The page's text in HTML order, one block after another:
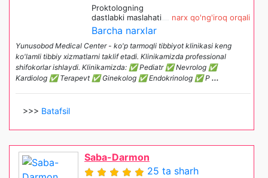
Proktologning
dastlabki maslahati
narx qo'ng'iroq orqali
Barcha narxlar
Yunusobod Medical Center - ko'p tarmoqli tibbiyot klinikasi keng
ko'lamli tibbiy xizmatlarni taklif etadi. Klinikamizda professional
shifokorlar ishlaydi. Klinikamizda: ✅ Pediatr ✅ Nevrolog ✅
Kardiolog ✅ Terapevt ✅ Ginekolog ✅ Endokrinolog ✅ P ...
>>> Batafsil
Saba-Darmon
25 ta sharh